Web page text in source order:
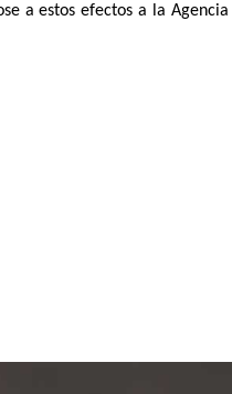
a estos efectos a la